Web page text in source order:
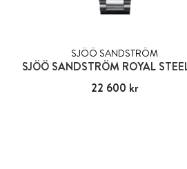
SJÖÖ SANDSTRÖM
Pris:22 600 kr
22 600 kr